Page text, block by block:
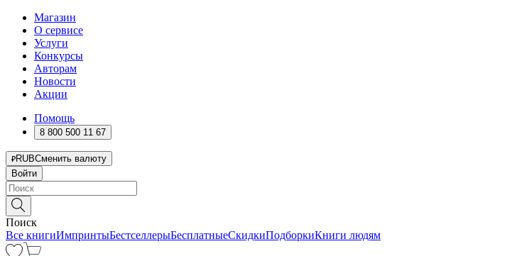
Магазин
О сервисе
Услуги
Конкурсы
Авторам
Новости
Акции
Помощь
8 800 500 11 67
RUBСменить валюту
Войти
Поиск
Все книгиИмпринтыБестселлерыБесплатныеСкидкиПодборкиКниги людям